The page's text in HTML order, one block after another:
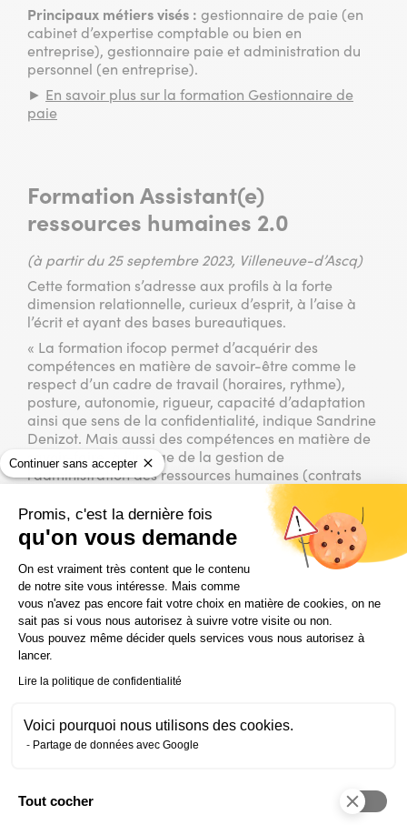
Continuer sans accepter
Promis, c'est la dernière fois
qu'on vous demande
Plateforme de Gestion du
On est vraiment très content que le contenu
de notre site vous intéresse. Mais comme
vous n'avez pas encore fait votre choix en matière de cookies, on ne
sait pas si vous nous autorisez à suivre votre visite ou non.
Vous pouvez même décider quels services vous nous autorisez à
lancer.
Lire la politique de confidentialité
Voici pourquoi nous utilisons des cookies.
Partage de données avec Google
Tout cocher
Principaux métiers visés : gestionnaire de paie (en
cabinet d’expertise comptable ou bien en
entreprise), gestionnaire paie et administration du
personnel (en entreprise).
► En savoir plus sur la formation Gestionnaire de
paie
Formation Assistant(e)
ressources humaines 2.0
(à partir du 25 septembre 2023, Villeneuve-d’Ascq)
Cette formation s’adresse aux profils à la forte
dimension relationnelle, curieux d’esprit, à l’aise à
l’écrit et ayant des bases bureautiques.
« La formation ifocop permet d’acquérir des
compétences en matière de savoir-être comme le
respect d’un cadre de travail (horaires, rythme),
posture, autonomie, rigueur, capacité d’adaptation
ainsi que sens de la confidentialité, indique Sandrine
Denizot. Mais aussi des compétences en matière de
savoir-faire, à l’image de la gestion de
l’administration des ressources humaines (contrats
de travail, dossier du personnel…) et des variables
de paie, le recrutement de façon omnicanal
(mobilisation de tous les circuits d’échanges en
simultané), la maîtrise des outils bureautiques et des
réseaux sociaux professionnels ainsi que la
réalisation d’une veille juridique. » L’assistant(e)
ressources humaines occupe en effet une place
essentielle dans sa structure, notamment grâce à sa
vision très large de l’entreprise et de son
environnement.
Principaux métiers visés :
pour la gestion administrative des RH), chargé(e) de
recrutement (en entreprise ou en cabinet de
recrutement), chargé(e) de formation, assistant(e)
►En savoir plus sur la formation Assistant(e)